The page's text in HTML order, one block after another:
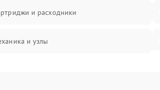
и расходники
и узлы